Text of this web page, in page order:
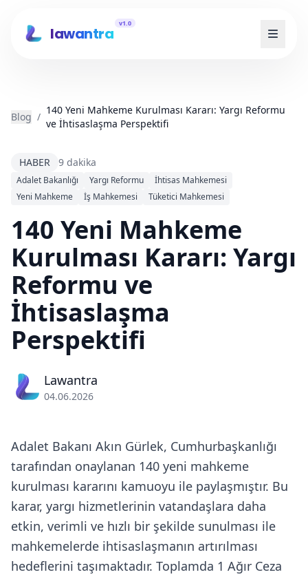
lawantra
v1.0
Blog /
140 Yeni Mahkeme Kurulması Kararı: Yargı Reformu
ve İhtisaslaşma Perspektifi
HABER 9 dakika
Adalet Bakanlığı Yargı Reformu
İhtisas Mahkemesi
Yeni Mahkeme
İş Mahkemesi Tüketici Mahkemesi
140 Yeni Mahkeme
Kurulması Kararı: Yargı
Reformu ve
İhtisaslaşma
Perspektifi
Lawantra
04.06.2026
Adalet Bakanı Akın Gürlek, Cumhurbaşkanlığı
tarafından onaylanan 140 yeni mahkeme
kurulması kararını kamuoyu ile paylaşmıştır. Bu
karar, yargı hizmetlerinin vatandaşlara daha
etkin, verimli ve hızlı bir şekilde sunulması ile
mahkemelerde ihtisaslaşmanın artırılması
hedeflerini taşımaktadır. Toplamda 1 Ağır Ceza